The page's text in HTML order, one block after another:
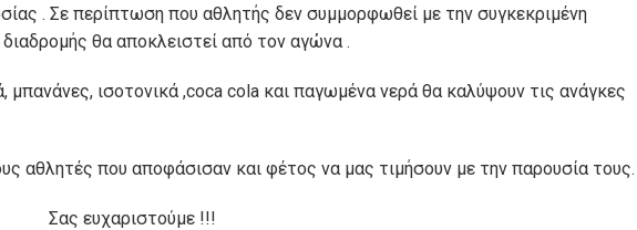
. Σε περίπτωση που αθλητής δεν συμμορφωθεί με την συγκεκριμένη
θα αποκλειστεί από τον αγώνα .
ισοτονικά ,coca cola και παγωμένα νερά θα καλύψουν τις ανάγκες
αθλητές που αποφάσισαν και φέτος να μας τιμήσουν με την παρουσία τους.
Σας ευχαριστούμε !!!